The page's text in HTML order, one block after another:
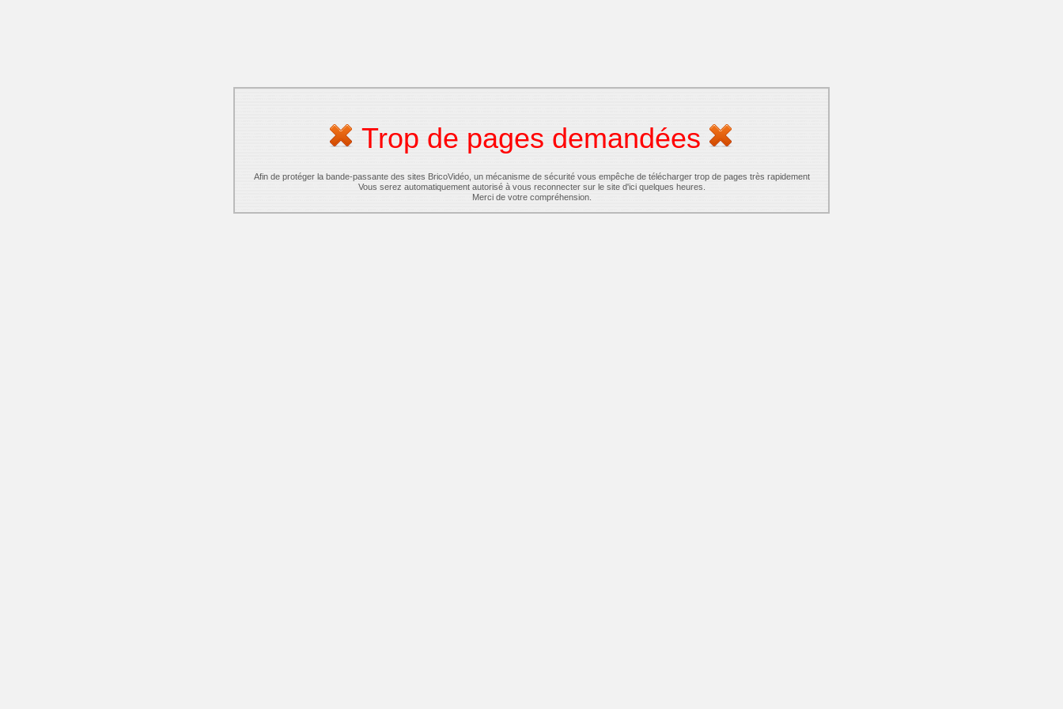
Trop de pages demandées
Afin de protéger la bande-passante des sites BricoVidéo, un mécanisme de sécurité vous empêche de télécharger trop de pages très rapidement
Vous serez automatiquement autorisé à vous reconnecter sur le site d'ici quelques heures.
Merci de votre compréhension.